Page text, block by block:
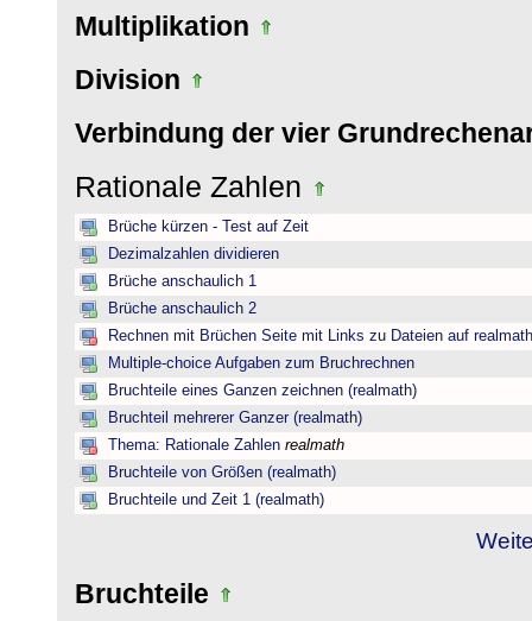
Multiplikation
Division
Verbindung der vier
Rationale Zahlen
Brüche kürzen - Test auf Zeit
Dezimalzahlen dividieren
Brüche anschaulich 1
Brüche anschaulich 2
Rechnen mit Brüchen Seite mit Links zu Dateien auf
Multiple-choice Aufgaben zum Bruchrechnen
Bruchteile eines Ganzen zeichnen (realmath)
Bruchteil mehrerer Ganzer (realmath)
Thema: Rationale Zahlen realmath
Bruchteile von Größen (realmath)
Bruchteile und Zeit 1 (realmath)
Bruchteile